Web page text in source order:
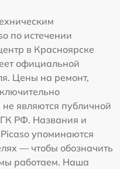
по истечении
в Красноярске
официальной
Цены на ремонт,
являются публичной
ГК РФ. Названия и
упоминаются
— чтобы обозначить
работаем. Наша